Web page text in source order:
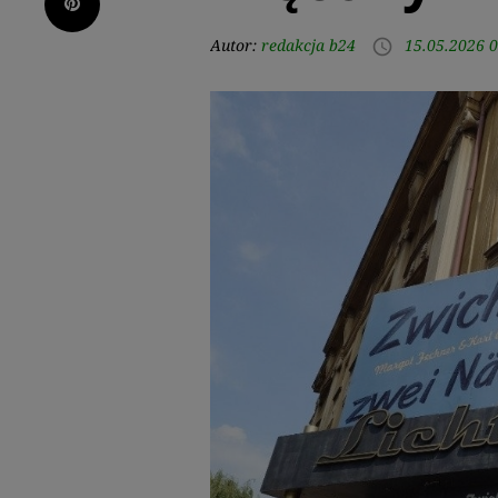
Autor: redakcja b24 access_time 15.05.2026